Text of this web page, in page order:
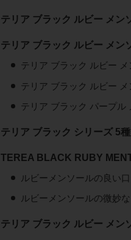
テリア ブラック ルビー メン
テリア ブラック ルビー メン
テリア ブラック ルビー
テリア ブラック ルビー
テリア ブラック パープル
テリア ブラック シリーズ 5
TEREA BLACK RUBY
ルビーメンソールの良い口
ルビーメンソールの微妙な
テリア ブラック ルビー メン